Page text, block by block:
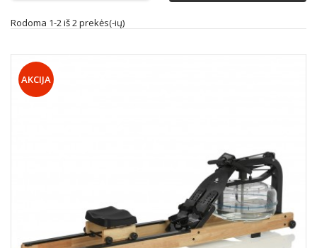
Rodoma 1-2 iš 2 prekės(-ių)
AKCIJA